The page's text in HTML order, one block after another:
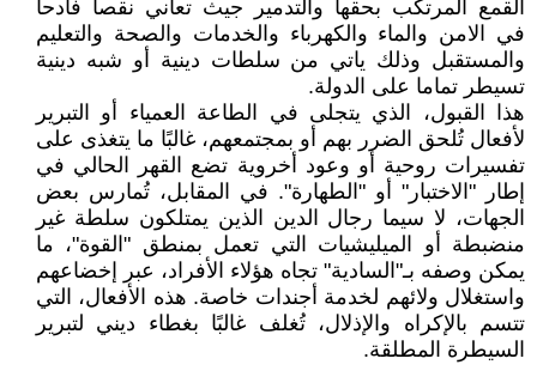
القمع المرتكب بحقها والتدمير جيث تعاني نقصا فادحا
في الامن والماء والكهرباء والخدمات والصحة والتعليم
والمستقبل وذلك ياتي من سلطات دينية أو شبه دينية
تسيطر تماما على الدولة.
هذا القبول، الذي يتجلى في الطاعة العمياء أو التبرير
لأفعال تُلحق الضرر بهم أو بمجتمعهم، غالبًا ما يتغذى على
تفسيرات روحية أو وعود أخروية تضع القهر الحالي في
إطار "الاختبار" أو "الطهارة". في المقابل، تُمارس بعض
الجهات، لا سيما رجال الدين الذين يمتلكون سلطة غير
منضبطة أو الميليشيات التي تعمل بمنطق "القوة"، ما
يمكن وصفه بـ"السادية" تجاه هؤلاء الأفراد، عبر إخضاعهم
واستغلال ولائهم لخدمة أجندات خاصة. هذه الأفعال، التي
تتسم بالإكراه والإذلال، تُغلف غالبًا بغطاء ديني لتبرير
السيطرة المطلقة.